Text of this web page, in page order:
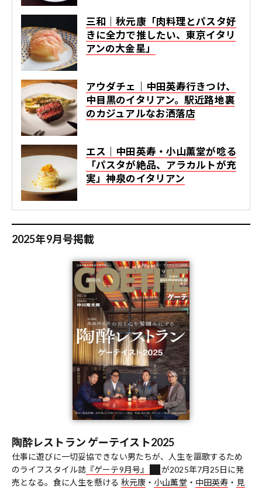
三和｜秋元康「肉料理とパスタ好
きに全力で推したい、東京イタリ
アンの大金星」
アウダチェ｜中田英寿行きつけ、
中目黒のイタリアン。駅近路地裏
のカジュアルなお洒落店
エス｜中田英寿・小山薫堂が唸る
「パスタが絶品、アラカルトが充
実」神泉のイタリアン
2025年9月号掲載
陶酔レストラン ゲーテイスト2025
仕事に遊びに一切妥協できない男たちが、人生を謳歌するため
のライフスタイル誌 『ゲーテ9月号』
が2025年7月25日に発
売となる。食に人生を懸ける 秋元康 ・ 小山薫堂 ・ 中田英寿 ・ 見